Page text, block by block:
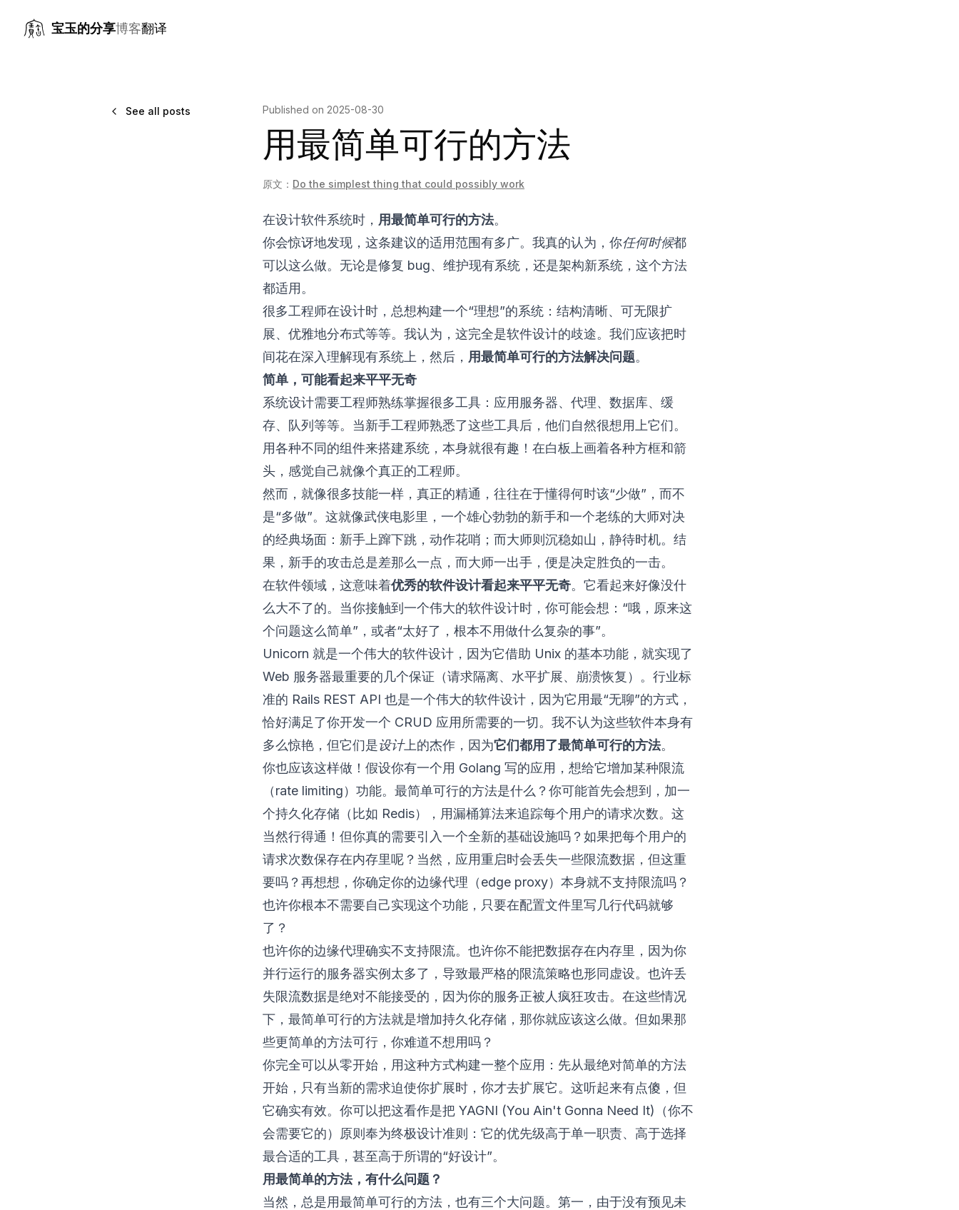
宝玉的分享博客翻译
See all posts Published on 2025-08-30
用最简单可行的方法
原文： Do the simplest thing that could possibly work
在设计软件系统时， 用最简单可行的方法。
你会惊讶地发现，这条建议的适用范围有多广。我真的认为，你任何时候都
可以这么做。无论是修复 bug、维护现有系统，还是架构新系统，这个方法
都适用。
很多工程师在设计时，总想构建一个“理想”的系统：结构清晰、可无限扩
展、优雅地分布式等等。我认为，这完全是软件设计的歧途。我们应该把时
间花在深入理解现有系统上，然后， 用最简单可行的方法解决问题。
简单，可能看起来平平无奇
系统设计需要工程师熟练掌握很多工具：应用服务器、代理、数据库、缓
存、队列等等。当新手工程师熟悉了这些工具后，他们自然很想用上它们。
用各种不同的组件来搭建系统，本身就很有趣！在白板上画着各种方框和箭
头，感觉自己就像个真正的工程师。
然而，就像很多技能一样，真正的精通，往往在于懂得何时该“少做”，而不
是“多做”。这就像武侠电影里，一个雄心勃勃的新手和一个老练的大师对决
的经典场面：新手上蹿下跳，动作花哨；而大师则沉稳如山，静待时机。结
果，新手的攻击总是差那么一点，而大师一出手，便是决定胜负的一击。
在软件领域，这意味着优秀的软件设计看起来平平无奇。它看起来好像没什
么大不了的。当你接触到一个伟大的软件设计时，你可能会想：“哦，原来这
个问题这么简单”，或者“太好了，根本不用做什么复杂的事”。
Unicorn 就是一个伟大的软件设计，因为它借助 Unix 的基本功能，就实现了
Web 服务器最重要的几个保证（请求隔离、水平扩展、崩溃恢复）。行业标
准的 Rails REST API 也是一个伟大的软件设计，因为它用最“无聊”的方式，
恰好满足了你开发一个 CRUD 应用所需要的一切。我不认为这些软件本身有
多么惊艳，但它们是设计上的杰作，因为它们都用了最简单可行的方法。
你也应该这样做！假设你有一个用 Golang 写的应用，想给它增加某种限流
（rate limiting）功能。最简单可行的方法是什么？你可能首先会想到，加一
个持久化存储（比如 Redis），用漏桶算法来追踪每个用户的请求次数。这
当然行得通！但你真的需要引入一个全新的基础设施吗？如果把每个用户的
请求次数保存在内存里呢？当然，应用重启时会丢失一些限流数据，但这重
要吗？再想想，你确定你的边缘代理（edge proxy）本身就不支持限流吗？
也许你根本不需要自己实现这个功能，只要在配置文件里写几行代码就够
了？
也许你的边缘代理确实不支持限流。也许你不能把数据存在内存里，因为你
并行运行的服务器实例太多了，导致最严格的限流策略也形同虚设。也许丢
失限流数据是绝对不能接受的，因为你的服务正被人疯狂攻击。在这些情况
下，最简单可行的方法就是增加持久化存储，那你就应该这么做。但如果那
些更简单的方法可行，你难道不想用吗？
你完全可以从零开始，用这种方式构建一整个应用：先从最绝对简单的方法
开始，只有当新的需求迫使你扩展时，你才去扩展它。这听起来有点傻，但
它确实有效。你可以把这看作是把 YAGNI (You Ain't Gonna Need It) （你不
会需要它的）原则奉为终极设计准则：它的优先级高于单一职责、高于选择
最合适的工具，甚至高于所谓的“好设计”。
用最简单的方法，有什么问题？
当然，总是用最简单可行的方法，也有三个大问题。第一，由于没有预见未